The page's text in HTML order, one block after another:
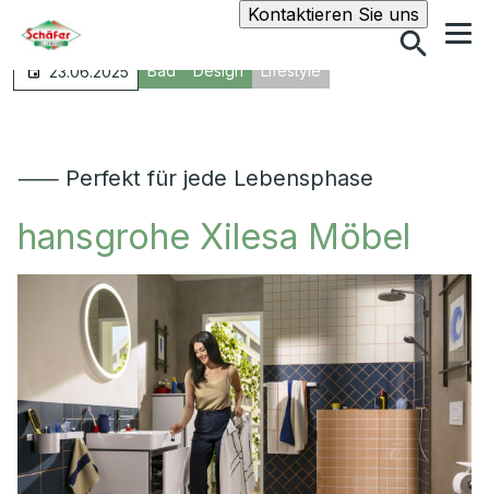
Kontaktieren Sie unsSuche
23.06.2025 Bad Design Lifestyle
⸺ Perfekt für jede Lebensphase
hansgrohe Xilesa Möbel